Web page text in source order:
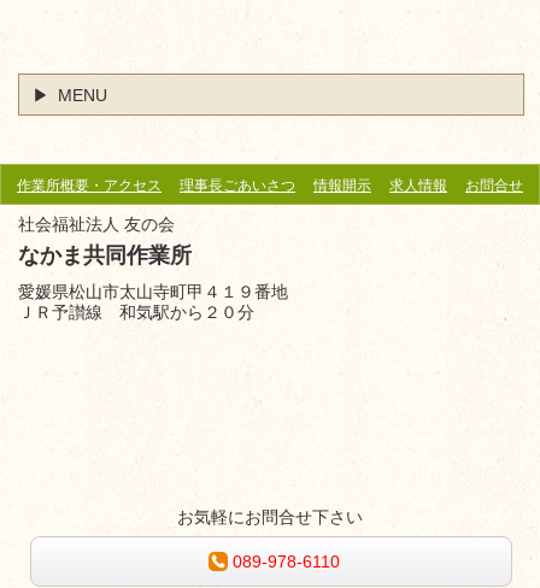
MENU
作業所概要・アクセス 理事長ごあいさつ 情報開示 求人情報 お問合せ
社会福祉法人 友の会
なかま共同作業所
愛媛県松山市太山寺町甲４１９番地
ＪＲ予讃線 和気駅から ２０分
お気軽にお問合せ下さい
089-978-6110